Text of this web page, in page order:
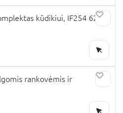
kūdikiui, IF254 62
rankovėmis ir